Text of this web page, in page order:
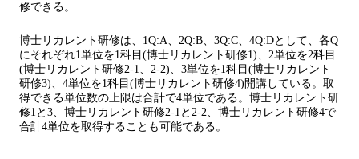
修できる。
博士リカレント研修は、1Q:A、2Q:B、3Q:C、4Q:Dとして、各Q
にそれぞれ1単位を1科目(博士リカレント研修1)、2単位を2科目
(博士リカレント研修2-1、2-2)、3単位を1科目(博士リカレント
研修3)、4単位を1科目(博士リカレント研修4)開講している。取
得できる単位数の上限は合計で4単位である。博士リカレント研
修1と3、博士リカレント研修2-1と2-2、博士リカレント研修4で
合計4単位を取得することも可能である。